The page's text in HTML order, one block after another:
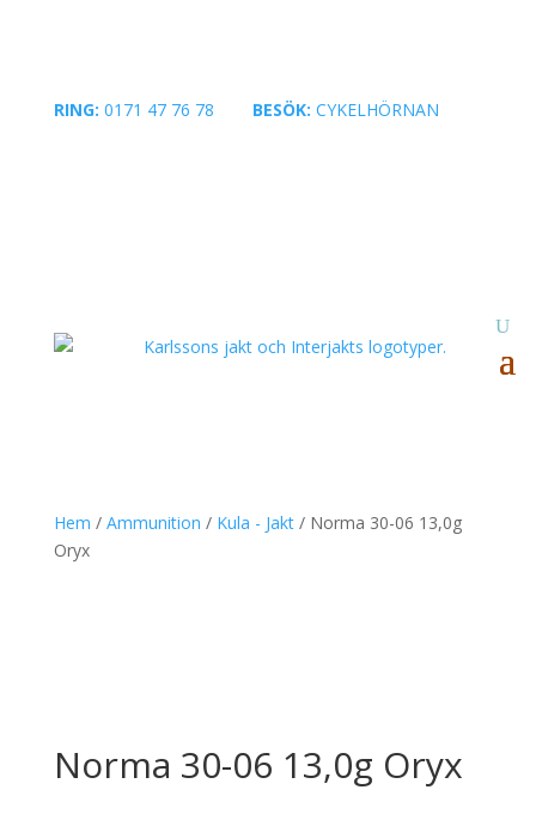
RING: 0171 47 76 78 BESÖK: CYKELHÖRNAN
Hem / Ammunition / Kula - Jakt/ Norma 30-06 13,0g
Oryx
Norma 30-06 13,0g Oryx